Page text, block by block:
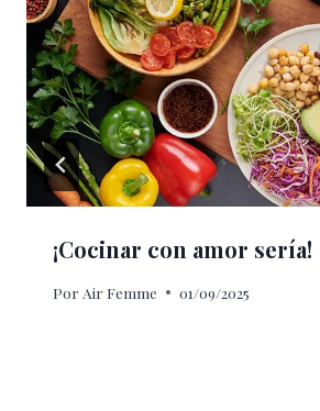
¡Cocinar con amor sería!
Por Air Femme 01/09/2025